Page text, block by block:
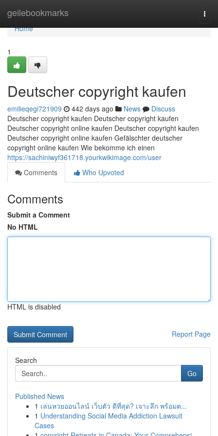
geilebookmarks
Home
Home
1
Deutscher copyright kaufen
emilieqegi721909 442 days ago News
Discuss
Deutscher copyright kaufen Deutscher copyright kaufen
Deutscher copyright online kaufen Deutscher copyright kaufen
Deutscher copyright online kaufen Gefälschter deutscher
copyright online kaufen Wie bekomme ich einen
https://sachiniwyf361718.yourkwikimage.com/user
Comments
Who Upvoted
Comments
Submit a Comment
No HTML
HTML is disabled
Report Page
Search
Go
Published News
1 เล่นหวยออนไลน์ เว็บตัว ดีที่สุด? เจาะลึก พร้อมต...
1 Understanding Social Media Addiction Lawsuit
Cases